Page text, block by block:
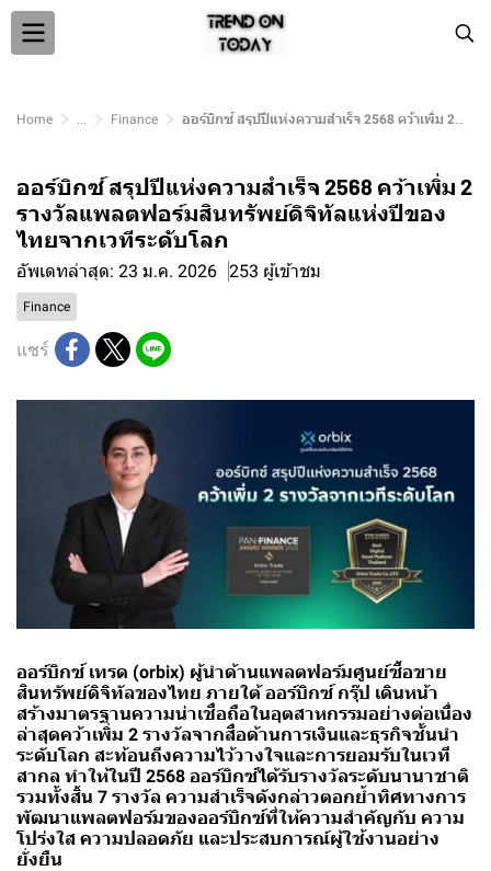
Home ... Finance ออร์บิกซ์ สรุปปีแห่งความสำเร็จ 2568 คว้าเพิ่ม 2 รางวัลแพลตฟอร์มสินทรัพย์ดิจิทัลแห่งปีของไทยจากเวทีระดับโลก
ออร์บิกซ์ สรุปปีแห่งความสำเร็จ 2568 คว้าเพิ่ม 2
รางวัลแพลตฟอร์มสินทรัพย์ดิจิทัลแห่งปีของ
ไทยจากเวทีระดับโลก
อัพเดทล่าสุด: 23 ม.ค. 2026 253 ผู้เข้าชม
Finance
แชร์
ออร์บิกซ์ เทรด (orbix) ผู้นำด้านแพลตฟอร์มศูนย์ซื้อขาย
สินทรัพย์ดิจิทัลของไทย ภายใต้ ออร์บิกซ์ กรุ๊ป เดินหน้า
สร้างมาตรฐานความน่าเชื่อถือในอุตสาหกรรมอย่างต่อเนื่อง
ล่าสุดคว้าเพิ่ม 2 รางวัลจากสื่อด้านการเงินและธุรกิจชั้นนำ
ระดับโลก สะท้อนถึงความไว้วางใจและการยอมรับในเวที
สากล ทำให้ในปี 2568 ออร์บิกซ์ได้รับรางวัลระดับนานาชาติ
รวมทั้งสิ้น 7 รางวัล ความสำเร็จดังกล่าวตอกย้ำทิศทางการ
พัฒนาแพลตฟอร์มของออร์บิกซ์ที่ให้ความสำคัญกับ ความ
โปร่งใส ความปลอดภัย และประสบการณ์ผู้ใช้งานอย่าง
ยั่งยืน